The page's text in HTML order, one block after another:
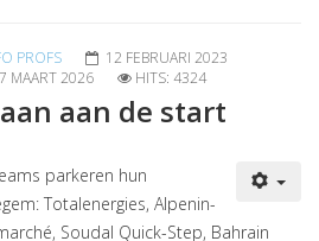
PROFS
12 FEBRUARI 2023
MAART 2026 HITS: 4324
aan de start
parkeren hun
Totalenergies, Alpenin-
Soudal Quick-Step, Bahrain